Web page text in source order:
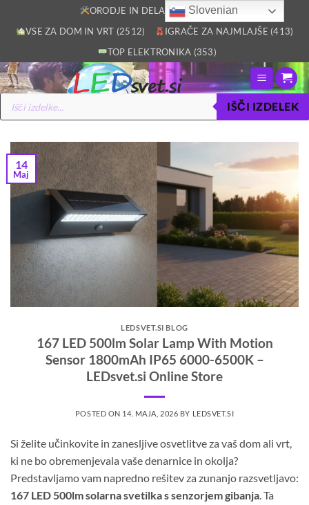
ORODJE IN DELAVNICA (2805)
VSE ZA DOM IN VRT (2512)
IGRAČE ZA NAJMLAJŠE (413)
TOP ELEKTRONIKA (353)
Products
search
IŠČI IZDELEK
14
Maj
LEDSVET.SI BLOG
167 LED 500lm Solar Lamp With Motion
Sensor 1800mAh IP65 6000-6500K –
LEDsvet.si Online Store
POSTED ON 14. MAJA, 2026 BY LEDSVET.SI
Si želite učinkovite in zanesljive osvetlitve za vaš dom ali vrt,
ki ne bo obremenjevala vaše denarnice in okolja?
Predstavljamo vam napredno rešitev za zunanjo razsvetljavo:
167 LED 500lm solarna svetilka s senzorjem gibanja. Ta
Slovenian